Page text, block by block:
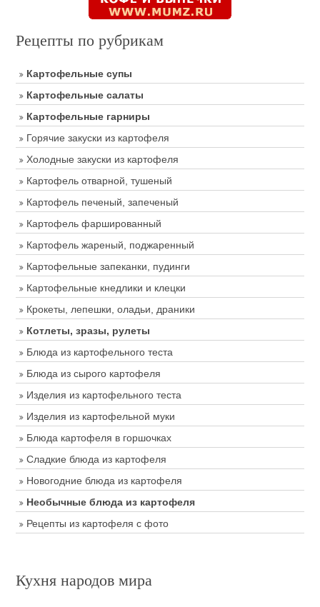
Рецепты по рубрикам
Картофельные супы
Картофельные салаты
Картофельные гарниры
Горячие закуски из картофеля
Холодные закуски из картофеля
Картофель отварной, тушеный
Картофель печеный, запеченый
Картофель фаршированный
Картофель жареный, поджаренный
Картофельные запеканки, пудинги
Картофельные кнедлики и клецки
Крокеты, лепешки, оладьи, драники
Котлеты, зразы, рулеты
Блюда из картофельного теста
Блюда из сырого картофеля
Изделия из картофельного теста
Изделия из картофельной муки
Блюда картофеля в горшочках
Сладкие блюда из картофеля
Новогодние блюда из картофеля
Необычные блюда из картофеля
Рецепты из картофеля с фото
Кухня народов мира